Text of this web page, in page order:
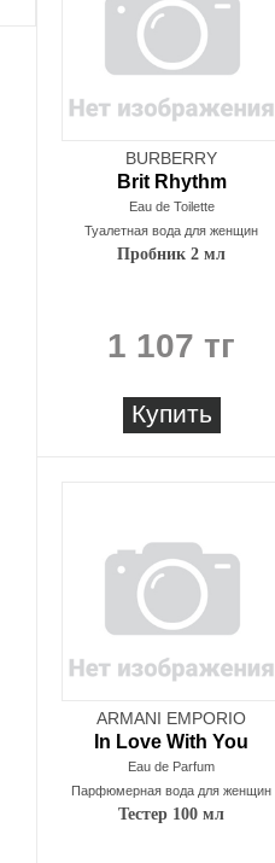
BURBERRY
Brit Rhythm
Eau de Toilette
Туалетная вода для женщин
Пробник 2 мл
1 107 тг
Купить
ARMANI EMPORIO
In Love With You
Eau de Parfum
Парфюмерная вода для женщин
Тестер 100 мл